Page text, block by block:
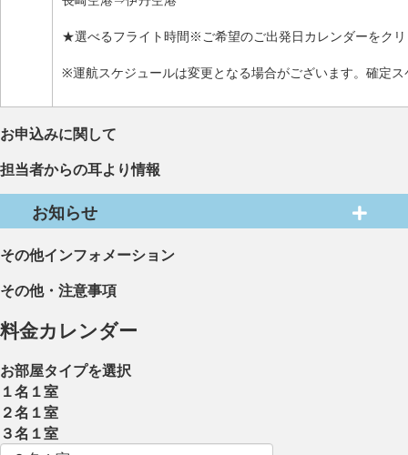
★選べるフライト時間※ご希望のご出発日カレンダーをク
※運航スケジュールは変更となる場合がございます。確定
お申込みに関して
担当者からの耳より情報
お知らせ
その他インフォメーション
その他・注意事項
料金カレンダー
お部屋タイプを選択
１名１室
２名１室
３名１室